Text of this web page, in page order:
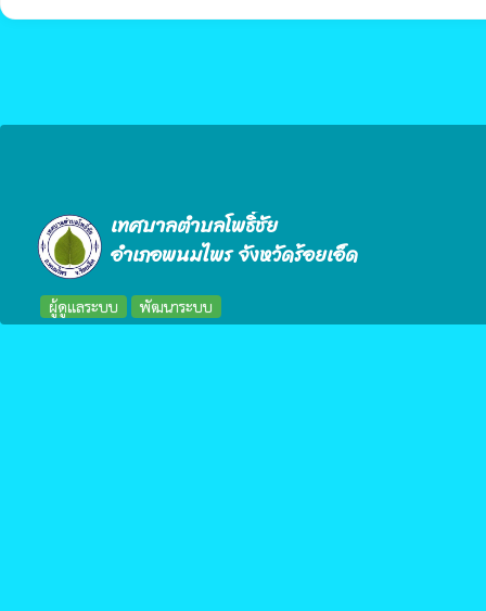
เทศบาลตำบลโพธิ์ชัย
อำเภอพนมไพร จังหวัดร้อยเอ็ด
ผู้ดูแลระบบ พัฒนาระบบ